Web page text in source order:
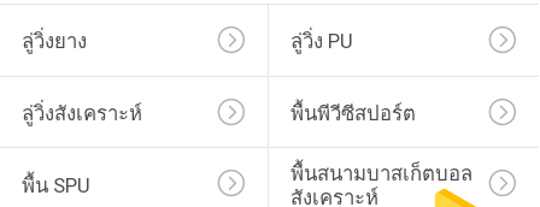
ลู่วิ่งยาง ลู่วิ่ง PU
ลู่วิ่งสังเคราะห์ พื้นพีวีซีสปอร์ต
พื้น SPU
พื้นสนามบาสเก็ตบอล
สังเคราะห์